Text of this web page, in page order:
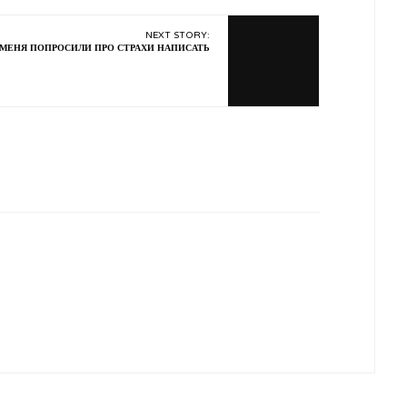
NEXT STORY:
ПОПРОСИЛИ ПРО СТРАХИ НАПИСАТЬ